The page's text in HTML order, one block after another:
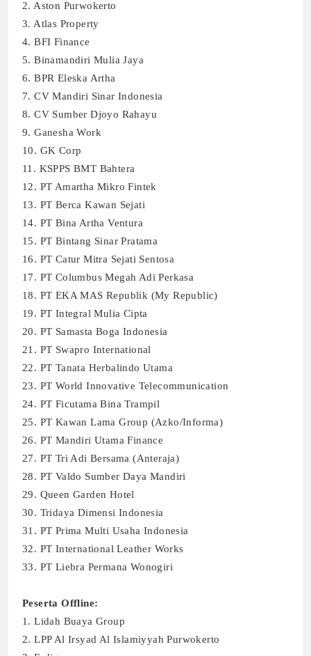
2. Aston Purwokerto
3. Atlas Property
4. BFI Finance
5. Binamandiri Mulia Jaya
6. BPR Eleska Artha
7. CV Mandiri Sinar Indonesia
8. CV Sumber Djoyo Rahayu
9. Ganesha Work
10. GK Corp
11. KSPPS BMT Bahtera
12. PT Amartha Mikro Fintek
13. PT Berca Kawan Sejati
14. PT Bina Artha Ventura
15. PT Bintang Sinar Pratama
16. PT Catur Mitra Sejati Sentosa
17. PT Columbus Megah Adi Perkasa
18. PT EKA MAS Republik (My Republic)
19. PT Integral Mulia Cipta
20. PT Samasta Boga Indonesia
21. PT Swapro International
22. PT Tanata Herbalindo Utama
23. PT World Innovative Telecommunication
24. PT Ficutama Bina Trampil
25. PT Kawan Lama Group (Azko/Informa)
26. PT Mandiri Utama Finance
27. PT Tri Adi Bersama (Anteraja)
28. PT Valdo Sumber Daya Mandiri
29. Queen Garden Hotel
30. Tridaya Dimensi Indonesia
31. PT Prima Multi Usaha Indonesia
32. PT International Leather Works
33. PT Liebra Permana Wonogiri
Peserta Offline:
1. Lidah Buaya Group
2. LPP Al Irsyad Al Islamiyyah Purwokerto